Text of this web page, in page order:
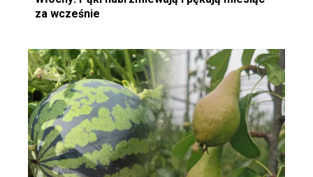
za wcześnie